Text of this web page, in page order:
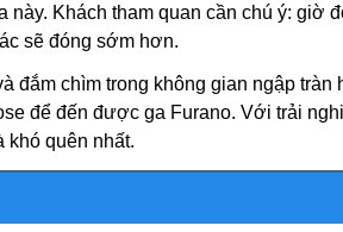
Khách tham quan cần chú ý: giờ
sẽ đóng sớm hơn.
đắm chìm trong không gian ngập
để đến được ga Furano. Với trải
khó quên nhất.